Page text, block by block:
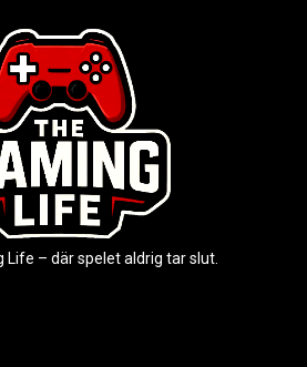
Life – där spelet aldrig tar slut.